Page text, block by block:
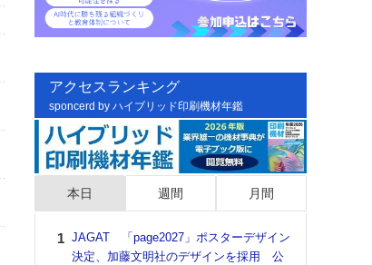
アクセスランキング
sponcerd by ハイブリッド印刷機材年鑑
本日 週間 月間
JAGAT 「page2027」ポスターデザイン
決定、加藤文明社のデザインを採用 公